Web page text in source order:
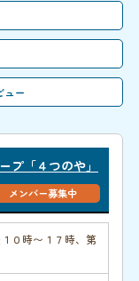
プ「４つのや」
メンバー募集中
０時〜１７時、第